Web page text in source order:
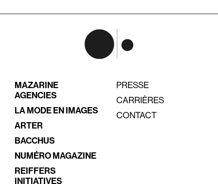
MAZARINE
AGENCIES
LA MODE EN IMAGES
ARTER
BACCHUS
NUMÉRO MAGAZINE
REIFFERS
INITIATIVES
PRESSE
CARRIÈRES
CONTACT